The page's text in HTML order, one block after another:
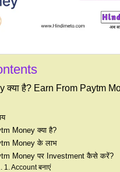
क्या है? Earn From Paytm
Money क्या है?
Money के लाभ
Money पर Investment कैसे करें?
1. Account बनाएं